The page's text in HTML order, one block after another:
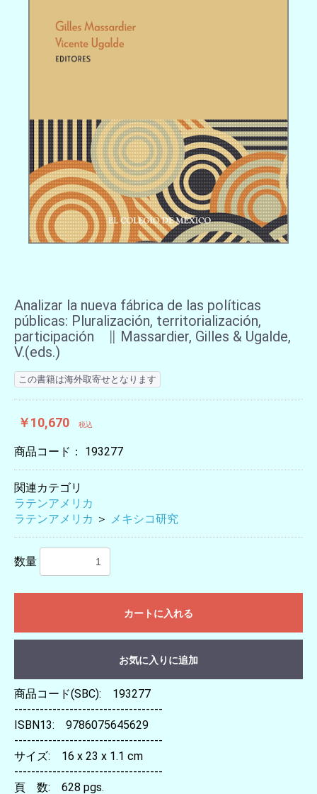
Analizar la nueva fábrica de las políticas
públicas: Pluralización, territorialización,
participación ∥ Massardier, Gilles & Ugalde,
V.(eds.)
この書籍は海外取寄せとなります
￥10,670 税込
商品コード： 193277
関連カテゴリ
ラテンアメリカ
ラテンアメリカ ＞ メキシコ研究
数量
カートに入れる
お気に入りに追加
商品コード(SBC): 193277
-----------------------------------
ISBN13: 9786075645629
-----------------------------------
サイズ: 16 x 23 x 1.1 cm
-----------------------------------
頁 数: 628 pgs.